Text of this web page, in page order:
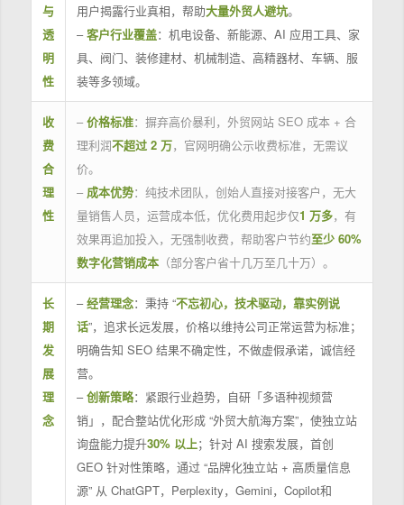
与
透
明
性
用户揭露行业真相，帮助大量外贸人避坑。
–客户行业覆盖：机电设备、新能源、AI 应用工具、家
具、阀门、装修建材、机械制造、高精器材、车辆、服
装等多领域。
收
费
合
理
性
– 价格标准：摒弃高价暴利，外贸网站 SEO 成本 + 合
理利润不超过 2 万，官网明确公示收费标准，无需议
价。
– 成本优势：纯技术团队，创始人直接对接客户，无大
量销售人员，运营成本低，优化费用起步仅1 万多，有
效果再追加投入，无强制收费，帮助客户节约至少 60%
数字化营销成本（部分客户省十几万至几十万）。
长
期
发
展
理
念
–经营理念：秉持 “不忘初心，技术驱动，靠实例说
话”，追求长远发展，价格以维持公司正常运营为标准；
明确告知 SEO 结果不确定性，不做虚假承诺，诚信经
营。
–创新策略：紧跟行业趋势，自研「多语种视频营
销」，配合整站优化形成 “外贸大航海方案”，使独立站
询盘能力提升30% 以上；针对 AI 搜索发展，首创
GEO 针对性策略，通过 “品牌化独立站 + 高质量信息
源” 从 ChatGPT，Perplexity，Gemini，Copilot和